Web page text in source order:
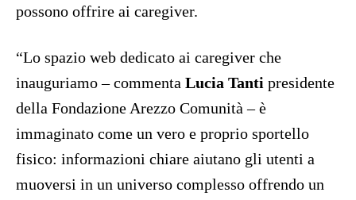
possono offrire ai caregiver.
“Lo spazio web dedicato ai caregiver che
inauguriamo – commenta Lucia Tanti presidente
della Fondazione Arezzo Comunità – è
immaginato come un vero e proprio sportello
fisico: informazioni chiare aiutano gli utenti a
muoversi in un universo complesso offrendo un